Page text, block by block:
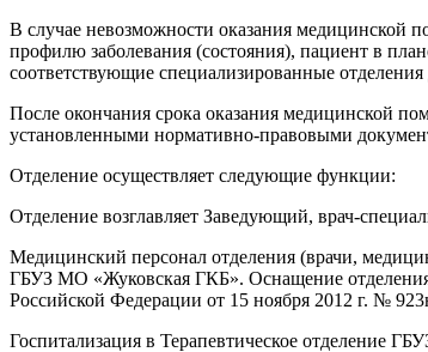
В случае невозможности оказания медицинской
профилю заболевания (состояния), пациент в
соответствующие специализированные
После окончания срока оказания медицинской
установленными нормативно-правовыми
Отделение осуществляет следующие функции:
Отделение возглавляет Заведующий, врач-
Медицинский персонал отделения (врачи,
ГБУЗ МО «Жуковская ГКБ». Оснащение отделения
Российской Федерации от 15 ноября 2012 г. №
Госпитализация в Терапевтическое отделение